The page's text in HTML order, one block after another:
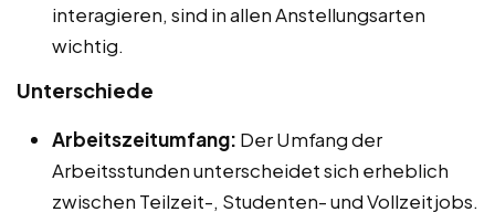
interagieren, sind in allen Anstellungsarten
wichtig.
Unterschiede
Arbeitszeitumfang: Der Umfang der
Arbeitsstunden unterscheidet sich erheblich
zwischen Teilzeit-, Studenten- und Vollzeitjobs.